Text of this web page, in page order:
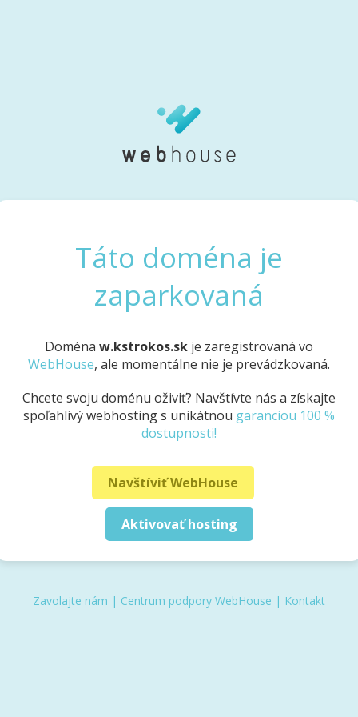
Táto doména je
zaparkovaná
Doména w.kstrokos.sk je zaregistrovaná vo
WebHouse, ale momentálne nie je prevádzkovaná.
Chcete svoju doménu oživiť? Navštívte nás a získajte
spoľahlivý webhosting s unikátnou garanciou 100 %
dostupnosti!
Navštíviť WebHouse
Aktivovať hosting
Zavolajte nám | Centrum podpory WebHouse | Kontakt